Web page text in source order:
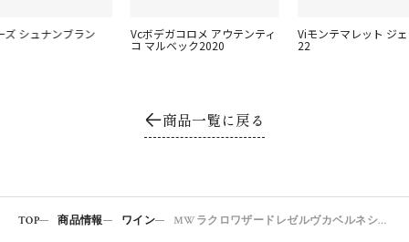
ズ シュナンブラン Vcボデガコロメ アウテンティ
コ マルベック2020
Viモンテマレット ジ
22
商品一覧に戻る
TOP 商品情報 ワイン MWラクロワザードレゼルヴカベルネシラー750